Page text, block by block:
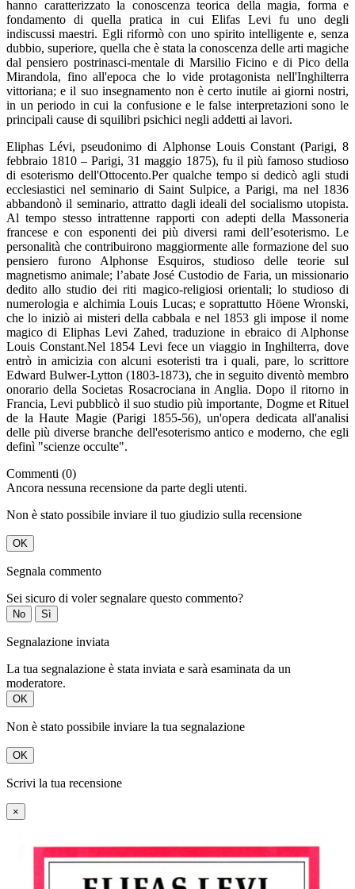
hanno caratterizzato la conoscenza teorica della magia, forma e
fondamento di quella pratica in cui Elifas Levi fu uno degli
indiscussi maestri. Egli riformò con uno spirito intelligente e, senza
dubbio, superiore, quella che è stata la conoscenza delle arti magiche
dal pensiero postrinasci-mentale di Marsilio Ficino e di Pico della
Mirandola, fino all'epoca che lo vide protagonista nell'Inghilterra
vittoriana; e il suo insegnamento non è certo inutile ai giorni nostri,
in un periodo in cui la confusione e le false interpretazioni sono le
principali cause di squilibri psichici negli addetti ai lavori.
Eliphas Lévi, pseudonimo di Alphonse Louis Constant (Parigi, 8
febbraio 1810 – Parigi, 31 maggio 1875), fu il più famoso studioso
di esoterismo dell'Ottocento.Per qualche tempo si dedicò agli studi
ecclesiastici nel seminario di Saint Sulpice, a Parigi, ma nel 1836
abbandonò il seminario, attratto dagli ideali del socialismo utopista.
Al tempo stesso intrattenne rapporti con adepti della Massoneria
francese e con esponenti dei più diversi rami dell’esoterismo. Le
personalità che contribuirono maggiormente alle formazione del suo
pensiero furono Alphonse Esquiros, studioso delle teorie sul
magnetismo animale; l’abate José Custodio de Faria, un missionario
dedito allo studio dei riti magico-religiosi orientali; lo studioso di
numerologia e alchimia Louis Lucas; e soprattutto Höene Wronski,
che lo iniziò ai misteri della cabbala e nel 1853 gli impose il nome
magico di Eliphas Levi Zahed, traduzione in ebraico di Alphonse
Louis Constant.Nel 1854 Levi fece un viaggio in Inghilterra, dove
entrò in amicizia con alcuni esoteristi tra i quali, pare, lo scrittore
Edward Bulwer-Lytton (1803-1873), che in seguito diventò membro
onorario della Societas Rosacrociana in Anglia. Dopo il ritorno in
Francia, Levi pubblicò il suo studio più importante, Dogme et Rituel
de la Haute Magie (Parigi 1855-56), un'opera dedicata all'analisi
delle più diverse branche dell'esoterismo antico e moderno, che egli
definì "scienze occulte".
Commenti (0)
Ancora nessuna recensione da parte degli utenti.
Non è stato possibile inviare il tuo giudizio sulla recensione
OK
Segnala commento
Sei sicuro di voler segnalare questo commento?
No Sì
Segnalazione inviata
La tua segnalazione è stata inviata e sarà esaminata da un
moderatore.
OK
Non è stato possibile inviare la tua segnalazione
OK
Scrivi la tua recensione
×